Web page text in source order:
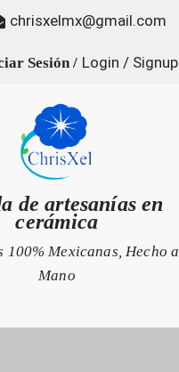
chrisxelmx@gmail.com
Login / Signup
de artesanías en
cerámica
100% Mexicanas, Hecho a
Mano